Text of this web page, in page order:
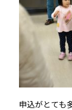
申込がとても